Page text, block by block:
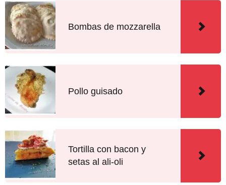
Bombas de mozzarella
Pollo guisado
Tortilla con bacon y
setas al ali-oli